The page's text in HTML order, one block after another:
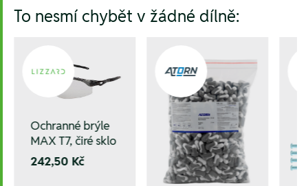
To nesmí chybět v žádné dílně:
Ochranné brýle
MAX T7, čiré sklo
242,50 Kč